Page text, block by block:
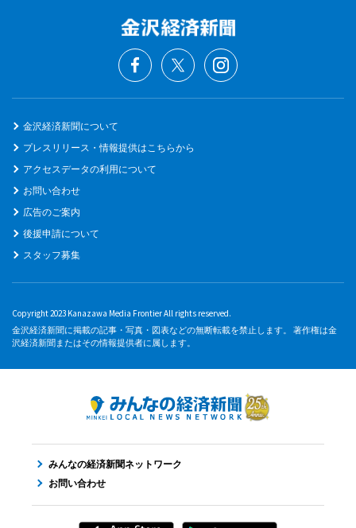
金沢経済新聞について
プレスリリース・情報提供はこちらから
アクセスデータの利用について
お問い合わせ
広告のご案内
後援申請について
スタッフ募集
Copyright 2023 Kanazawa Media Frontier All rights reserved.
金沢経済新聞に掲載の記事・写真・図表などの無断転載を禁止します。 著作権は金
沢経済新聞またはその情報提供者に属します。
みんなの経済新聞ネットワーク
お問い合わせ